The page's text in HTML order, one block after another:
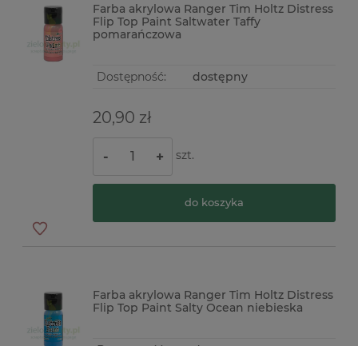
Farba akrylowa Ranger Tim Holtz Distress
Flip Top Paint Saltwater Taffy
pomarańczowa
Dostępność: dostępny
20,90 zł
- + szt.
do koszyka
Farba akrylowa Ranger Tim Holtz Distress
Flip Top Paint Salty Ocean niebieska